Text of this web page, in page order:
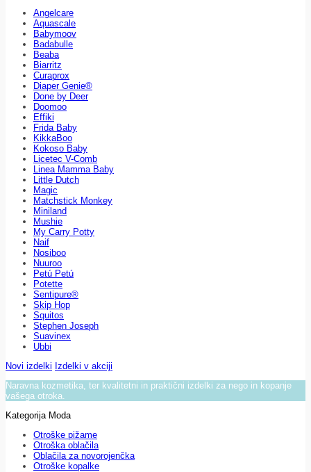
Angelcare
Aquascale
Babymoov
Badabulle
Beaba
Biarritz
Curaprox
Diaper Genie®
Done by Deer
Doomoo
Effiki
Frida Baby
KikkaBoo
Kokoso Baby
Licetec V-Comb
Linea Mamma Baby
Little Dutch
Magic
Matchstick Monkey
Miniland
Mushie
My Carry Potty
Naif
Nosiboo
Nuuroo
Petú Petú
Potette
Sentipure®
Skip Hop
Squitos
Stephen Joseph
Suavinex
Ubbi
Novi izdelki Izdelki v akciji
Naravna kozmetika, ter kvalitetni in praktični izdelki za nego in kopanje
vašega otroka.
Kategorija Moda
Otroške pižame
Otroška oblačila
Oblačila za novorojenčka
Otroške kopalke